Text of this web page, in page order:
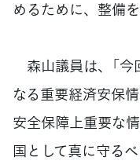
めるために、整備
森山議員は、「
なる重要経済安保
安全保障上重要な
国として真に守る